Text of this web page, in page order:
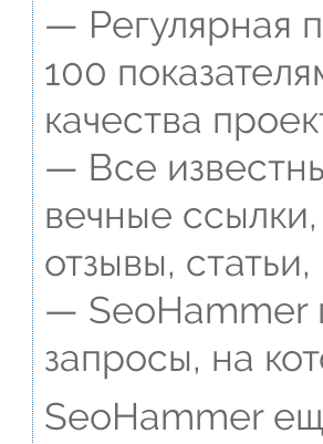
— Регулярная
100
качества
— Все
вечные
отзывы,
— SeoHammer
запросы, на
SeoHammer